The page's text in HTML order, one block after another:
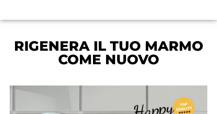
RIGENERA IL TUO MARMO
COME NUOVO